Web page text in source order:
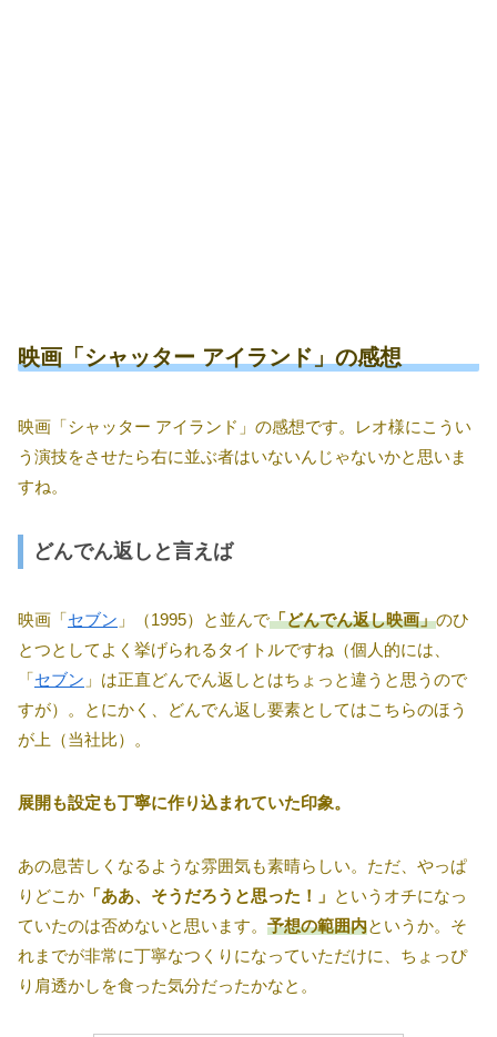
映画「シャッター アイランド」の感想
映画「シャッター アイランド」の感想です。レオ様にこうい
う演技をさせたら右に並ぶ者はいないんじゃないかと思いま
すね。
どんでん返しと言えば
映画「セブン 」（1995）と並んで「どんでん返し映画」のひ
とつとしてよく挙げられるタイトルですね（個人的には、
「セブン 」は正直どんでん返しとはちょっと違うと思うので
すが）。とにかく、どんでん返し要素としてはこちらのほう
が上（当社比）。
展開も設定も丁寧に作り込まれていた印象。
あの息苦しくなるような雰囲気も素晴らしい。ただ、やっぱ
りどこか 「ああ、そうだろうと思った！」 というオチになっ
ていたのは否めないと思います。 予想の範囲内というか。そ
れまでが非常に丁寧なつくりになっていただけに、ちょっぴ
り肩透かしを食った気分だったかなと。